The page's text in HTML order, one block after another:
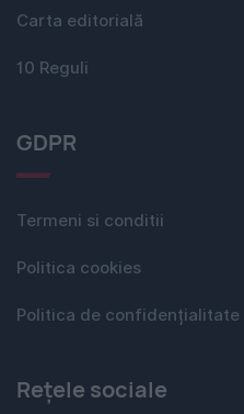
Carta editorială
10 Reguli
GDPR
Termeni si conditii
Politica cookies
Politica de confidențialitate
Rețele sociale